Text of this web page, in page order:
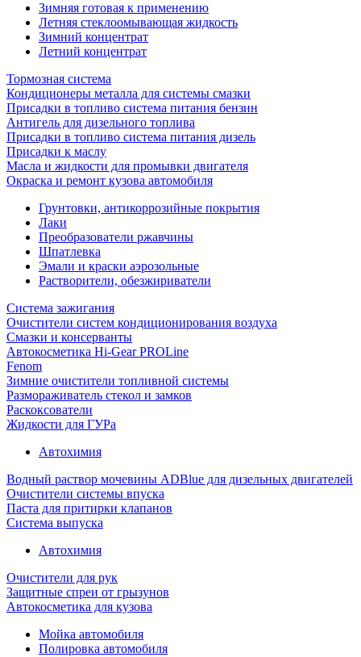
Зимняя готовая к применению
Летняя стеклоомывающая жидкость
Зимний концентрат
Летний концентрат
Тормозная система
Кондиционеры металла для системы смазки
Присадки в топливо система питания бензин
Антигель для дизельного топлива
Присадки в топливо система питания дизель
Присадки к маслу
Масла и жидкости для промывки двигателя
Окраска и ремонт кузова автомобиля
Грунтовки, антикоррозийные покрытия
Лаки
Преобразователи ржавчины
Шпатлевка
Эмали и краски аэрозольные
Растворители, обезжириватели
Система зажигания
Очистители систем кондиционирования воздуха
Смазки и консерванты
Автокосметика Hi-Gear PROLine
Fenom
Зимние очистители топливной системы
Размораживатель стекол и замков
Раскоксователи
Жидкости для ГУРа
Автохимия
Водный раствор мочевины ADBlue для дизельных двигателей
Очистители системы впуска
Паста для притирки клапанов
Система выпуска
Автохимия
Очистители для рук
Защитные спреи от грызунов
Автокосметика для кузова
Мойка автомобиля
Полировка автомобиля